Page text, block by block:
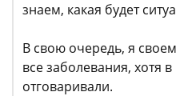
знаем, какая будет
В свою очередь, я
все заболевания, хотя
отговаривали.